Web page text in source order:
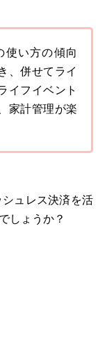
使い方の傾向
、併せてライ
イフイベント
家計管理が楽
ュレス決済を活
しょうか？